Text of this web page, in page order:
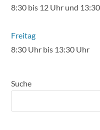
8:30 bis 12 Uhr und
Freitag
8:30 Uhr bis 13:30 Uhr
Suche